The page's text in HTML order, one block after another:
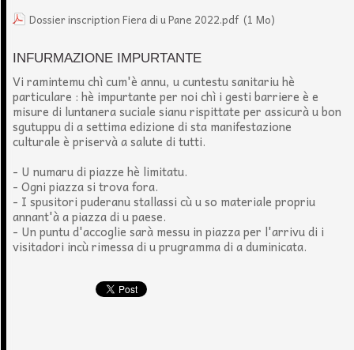
Dossier inscription Fiera di u Pane 2022.pdf (1 Mo)
INFURMAZIONE IMPURTANTE
Vi ramintemu chì cum'è annu, u cuntestu sanitariu hè
particulare : hè impurtante per noi chì i gesti barriere è e
misure di luntanera suciale sianu rispittate per assicurà u bon
sgutuppu di a settima edizione di sta manifestazione
culturale è priservà a salute di tutti.
- U numaru di piazze hè limitatu.
- Ogni piazza si trova fora.
- I spusitori puderanu stallassi cù u so materiale propriu
annant'à a piazza di u paese.
- Un puntu d'accoglie sarà messu in piazza per l'arrivu di i
visitadori incù rimessa di u prugramma di a duminicata.